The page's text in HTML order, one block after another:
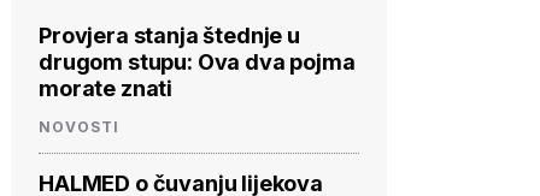
Provjera stanja štednje u
drugom stupu: Ova dva pojma
morate znati
NOVOSTI
HALMED o čuvanju lijekova